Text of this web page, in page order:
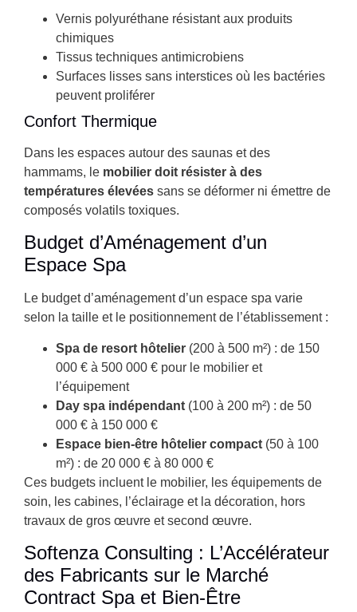
Vernis polyuréthane résistant aux produits
chimiques
Tissus techniques antimicrobiens
Surfaces lisses sans interstices où les bactéries
peuvent proliférer
Confort Thermique
Dans les espaces autour des saunas et des
hammams, le mobilier doit résister à des
températures élevées sans se déformer ni émettre de
composés volatils toxiques.
Budget d’Aménagement d’un
Espace Spa
Le budget d’aménagement d’un espace spa varie
selon la taille et le positionnement de l’établissement :
Spa de resort hôtelier (200 à 500 m²) : de 150
000 € à 500 000 € pour le mobilier et
l’équipement
Day spa indépendant (100 à 200 m²) : de 50
000 € à 150 000 €
Espace bien-être hôtelier compact (50 à 100
m²) : de 20 000 € à 80 000 €
Ces budgets incluent le mobilier, les équipements de
soin, les cabines, l’éclairage et la décoration, hors
travaux de gros œuvre et second œuvre.
Softenza Consulting : L’Accélérateur
des Fabricants sur le Marché
Contract Spa et Bien-Être